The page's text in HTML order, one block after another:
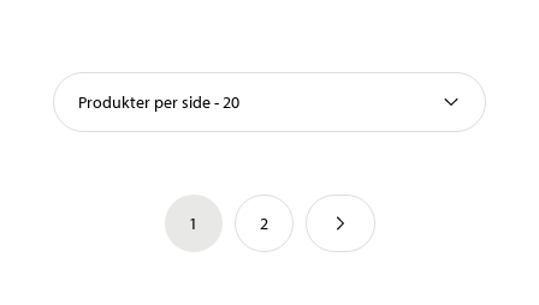
Produkter per side - 20
1 2